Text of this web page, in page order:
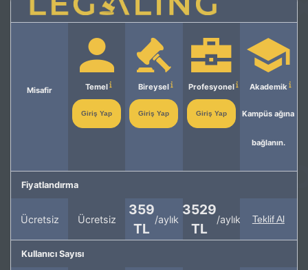
Misafir Temel
Giriş Yap
Bireysel
Giriş Yap
Profesyonel
Giriş Yap
Akademik
Kampüs ağına
bağlanın.
Fiyatlandırma
Ücretsiz Ücretsiz
359
TL
/aylık
3529
TL
/aylık Teklif Al
Kullanıcı Sayısı